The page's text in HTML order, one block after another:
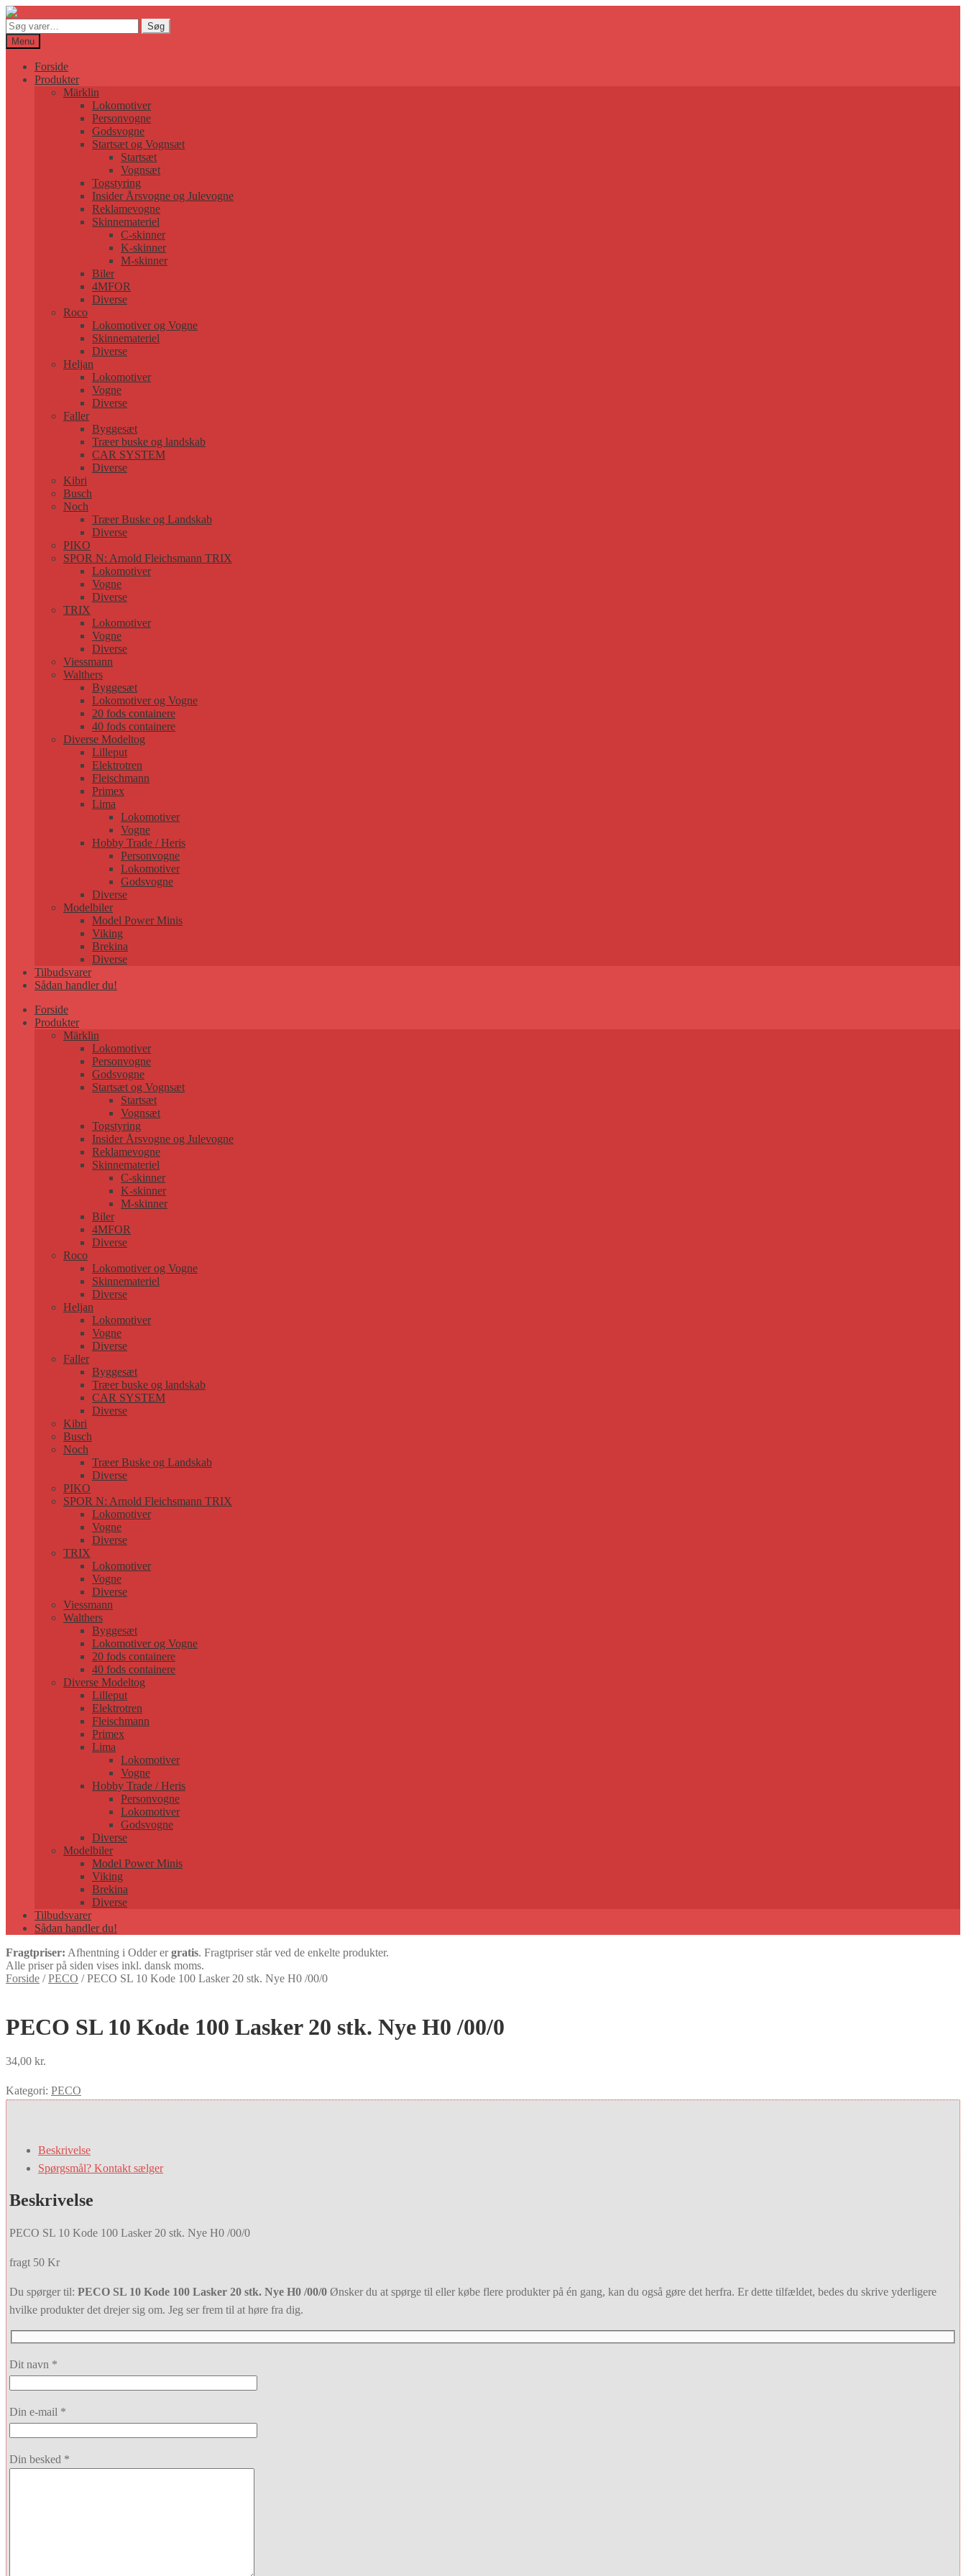
Søg
efter:
Søg
Menu
Forside
Produkter
Märklin
Lokomotiver
Personvogne
Godsvogne
Startsæt og Vognsæt
Startsæt
Vognsæt
Togstyring
Insider Årsvogne og Julevogne
Reklamevogne
Skinnemateriel
C-skinner
K-skinner
M-skinner
Biler
4MFOR
Diverse
Roco
Lokomotiver og Vogne
Skinnemateriel
Diverse
Heljan
Lokomotiver
Vogne
Diverse
Faller
Byggesæt
Træer buske og landskab
CAR SYSTEM
Diverse
Kibri
Busch
Noch
Træer Buske og Landskab
Diverse
PIKO
SPOR N: Arnold Fleichsmann TRIX
Lokomotiver
Vogne
Diverse
TRIX
Lokomotiver
Vogne
Diverse
Viessmann
Walthers
Byggesæt
Lokomotiver og Vogne
20 fods containere
40 fods containere
Diverse Modeltog
Lilleput
Elektrotren
Fleischmann
Primex
Lima
Lokomotiver
Vogne
Hobby Trade / Heris
Personvogne
Lokomotiver
Godsvogne
Diverse
Modelbiler
Model Power Minis
Viking
Brekina
Diverse
Tilbudsvarer
Sådan handler du!
Forside
Produkter
Märklin
Lokomotiver
Personvogne
Godsvogne
Startsæt og Vognsæt
Startsæt
Vognsæt
Togstyring
Insider Årsvogne og Julevogne
Reklamevogne
Skinnemateriel
C-skinner
K-skinner
M-skinner
Biler
4MFOR
Diverse
Roco
Lokomotiver og Vogne
Skinnemateriel
Diverse
Heljan
Lokomotiver
Vogne
Diverse
Faller
Byggesæt
Træer buske og landskab
CAR SYSTEM
Diverse
Kibri
Busch
Noch
Træer Buske og Landskab
Diverse
PIKO
SPOR N: Arnold Fleichsmann TRIX
Lokomotiver
Vogne
Diverse
TRIX
Lokomotiver
Vogne
Diverse
Viessmann
Walthers
Byggesæt
Lokomotiver og Vogne
20 fods containere
40 fods containere
Diverse Modeltog
Lilleput
Elektrotren
Fleischmann
Primex
Lima
Lokomotiver
Vogne
Hobby Trade / Heris
Personvogne
Lokomotiver
Godsvogne
Diverse
Modelbiler
Model Power Minis
Viking
Brekina
Diverse
Tilbudsvarer
Sådan handler du!
Fragtpriser: Afhentning i Odder ergratis. Fragtpriser står ved de enkelte produkter.
Alle priser på siden vises inkl. dansk moms.
Forside /PECO /PECO SL 10 Kode 100 Lasker 20 stk. Nye H0 /00/0
PECO SL 10 Kode 100 Lasker 20 stk. Nye H0 /00/0
34,00 kr.
Kategori: PECO
Beskrivelse
Spørgsmål? Kontakt sælger
Beskrivelse
PECO SL 10 Kode 100 Lasker 20 stk. Nye H0 /00/0
fragt 50 Kr
Du spørger til: PECO SL 10 Kode 100 Lasker 20 stk. Nye H0 /00/0 Ønsker du at spørge til eller købe flere produkter på én gang, kan du også gøre det herfra. Er dette tilfældet, bedes du skrive yderligere
hvilke produkter det drejer sig om. Jeg ser frem til at høre fra dig.
Dit navn *
Din e-mail *
Din besked *